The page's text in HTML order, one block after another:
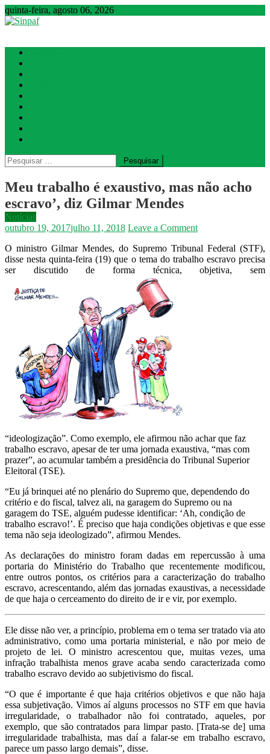
quinta-feira, agosto 06, 2026
Pesquisar
por:
Meu trabalho é exaustivo, mas não acho
escravo’, diz Gilmar Mendes
Notícias
outubro 19, 2017julho 11, 2018 Leave a Commenton
trabalho
é
exaustivo,
O ministro Gilmar Mendes, do Supremo Tribunal Federal (STF),
disse nesta quinta-feira (19) que o tema do trabalho escravo precisa
ser discutido de forma técnica, objetiva, sem
“ideologização”. Como exemplo, ele afirmou não achar que faz
trabalho escravo, apesar de ter uma jornada exaustiva, “mas com
prazer”, ao acumular também a presidência do Tribunal Superior
Eleitoral (TSE).
“Eu já brinquei até no plenário do Supremo que, dependendo do
critério e do fiscal, talvez ali, na garagem do Supremo ou na
garagem do TSE, alguém pudesse identificar: ‘Ah, condição de
trabalho escravo!’. É preciso que haja condições objetivas e que esse
tema não seja ideologizado”, afirmou Mendes.
As declarações do ministro foram dadas em repercussão à uma
portaria do Ministério do Trabalho que recentemente modificou,
entre outros pontos, os critérios para a caracterização do trabalho
escravo, acrescentando, além das jornadas exaustivas, a necessidade
de que haja o cerceamento do direito de ir e vir, por exemplo.
Ele disse não ver, a princípio, problema em o tema ser tratado via ato
administrativo, como uma portaria ministerial, e não por meio de
projeto de lei. O ministro acrescentou que, muitas vezes, uma
infração trabalhista menos grave acaba sendo caracterizada como
trabalho escravo devido ao subjetivismo do fiscal.
“O que é importante é que haja critérios objetivos e que não haja
essa subjetivação. Vimos aí alguns processos no STF em que havia
irregularidade, o trabalhador não foi contratado, aqueles, por
exemplo, que são contratados para limpar pasto. [Trata-se de] uma
irregularidade trabalhista, mas daí a falar-se em trabalho escravo,
parece um passo largo demais”, disse.